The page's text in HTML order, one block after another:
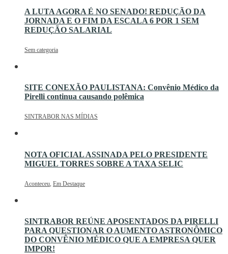
A LUTA AGORA É NO SENADO! REDUÇÃO DA
JORNADA E O FIM DA ESCALA 6 POR 1 SEM
REDUÇÃO SALARIAL
Sem categoria
SITE CONEXÃO PAULISTANA: Convênio Médico da
Pirelli continua causando polêmica
SINTRABOR NAS MÍDIAS
NOTA OFICIAL ASSINADA PELO PRESIDENTE
MIGUEL TORRES SOBRE A TAXA SELIC
Aconteceu, Em Destaque
SINTRABOR REÚNE APOSENTADOS DA PIRELLI
PARA QUESTIONAR O AUMENTO ASTRONÔMICO
DO CONVÊNIO MÉDICO QUE A EMPRESA QUER
IMPOR!